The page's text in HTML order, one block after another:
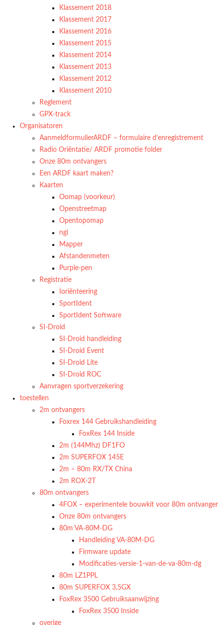
Klassement 2018
Klassement 2017
Klassement 2016
Klassement 2015
Klassement 2014
Klassement 2013
Klassement 2012
Klassement 2010
Reglement
GPX-track
Organisatoren
AanmeldformulierARDF – formulaire d’enregistrement
Radio Oriëntatie/ ARDF promotie folder
Onze 80m ontvangers
Een ARDF kaart maken?
Kaarten
Oomap (voorkeur)
Openstreetmap
Opentopomap
ngi
Mapper
Afstandenmeten
Purple-pen
Registratie
Ioriënteering
SportIdent
SportIdent Software
SI-Droid
SI-Droid handleiding
SI-Droid Event
SI-Droid Lite
SI-Droid ROC
Aanvragen sportverzekering
toestellen
2m ontvangers
Foxrex 144 Gebruikshandleiding
FoxRex 144 Inside
2m (144Mhz) DF1FO
2m SUPERFOX 145E
2m – 80m RX/TX China
2m ROX-2T
80m ontvangers
4FOX – experimentele bouwkit voor 80m ontvanger
Onze 80m ontvangers
80m VA-80M-DG
Handleiding VA-80M-DG
Firmware update
Modificaties-versie-1-van-de-va-80m-dg
80m LZ1PPL
80m SUPERFOX 3,5GX
FoxRex 3500 Gebruiksaanwijzing
FoxRex 3500 Inside
overige